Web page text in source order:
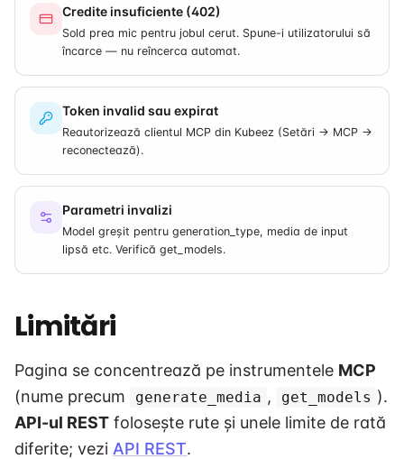
Credite insuficiente (402)
Sold prea mic pentru jobul cerut. Spune-i utilizatorului să
încarce — nu reîncerca automat.
Token invalid sau expirat
Reautorizează clientul MCP din Kubeez (Setări → MCP →
reconectează).
Parametri invalizi
Model greșit pentru generation_type, media de input
lipsă etc. Verifică get_models.
Limitări
Pagina se concentrează pe instrumentele MCP
(nume precum
generate_media , get_models ).
API-ul REST folosește rute și unele limite de rată
diferite; vezi API REST.